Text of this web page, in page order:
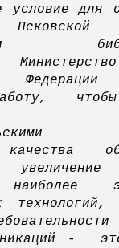
условие для
Федерации
технологий,
-